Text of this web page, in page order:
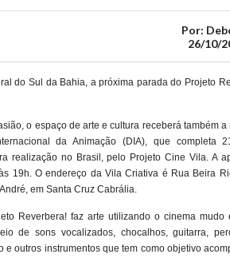
Por:
26/10/
do Sul da Bahia, a próxima parada do Projeto
o espaço de arte e cultura receberá também
da Animação (DIA), que completa
realização no Brasil, pelo Projeto Cine Vila. A
19h. O endereço da Vila Criativa é Rua Beira
em Santa Cruz Cabrália.
Reverbera! faz arte utilizando o cinema mudo
de sons vocalizados, chocalhos, guitarra,
e outros instrumentos que tem como objetivo